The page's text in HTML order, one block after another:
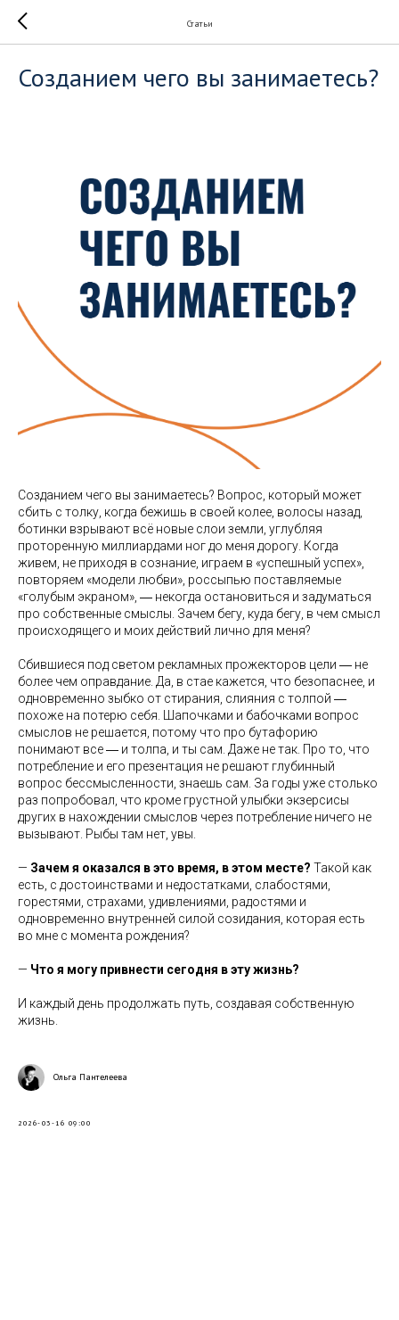
Статьи
Созданием чего вы занимаетесь?
Созданием чего вы занимаетесь? Вопрос, который может
сбить с толку, когда бежишь в своей колее, волосы назад,
ботинки взрывают всё новые слои земли, углубляя
проторенную миллиардами ног до меня дорогу. Когда
живем, не приходя в сознание, играем в «успешный успех»,
повторяем «модели любви», россыпью поставляемые
«голубым экраном», ― некогда остановиться и задуматься
про собственные смыслы. Зачем бегу, куда бегу, в чем смысл
происходящего и моих действий лично для меня?
Сбившиеся под светом рекламных прожекторов цели ― не
более чем оправдание. Да, в стае кажется, что безопаснее, и
одновременно зыбко от стирания, слияния с толпой ―
похоже на потерю себя. Шапочками и бабочками вопрос
смыслов не решается, потому что про бутафорию
понимают все ― и толпа, и ты сам. Даже не так. Про то, что
потребление и его презентация не решают глубинный
вопрос бессмысленности, знаешь сам. За годы уже столько
раз попробовал, что кроме грустной улыбки экзерсисы
других в нахождении смыслов через потребление ничего не
вызывают. Рыбы там нет, увы.
— Зачем я оказался в это время, в этом месте? Такой как
есть, с достоинствами и недостатками, слабостями,
горестями, страхами, удивлениями, радостями и
одновременно внутренней силой созидания, которая есть
во мне с момента рождения?
— Что я могу привнести сегодня в эту жизнь?
И каждый день продолжать путь, создавая собственную
жизнь.
Ольга Пантелеева
2026-03-16 09:00